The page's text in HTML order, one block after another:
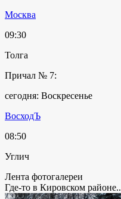
Москва
09:30
Толга
Причал № 7:
сегодня: Воскресенье
ВосходЪ
08:50
Углич
Лента фотогалереи
Где-то в Кировском районе..